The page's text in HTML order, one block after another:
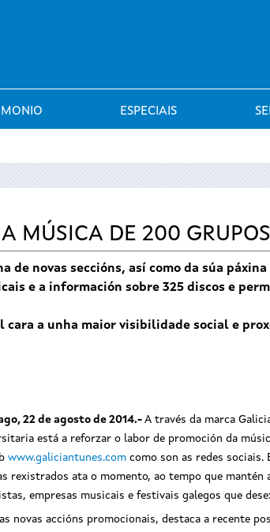
ESPECIAIS
MÚSICA DE 200
de novas seccións, así como da súa
e a información sobre 325 discos e
a unha maior visibilidade social e
22 de agosto de 2014.- A través da marca
está a reforzar o labor de promoción da
www.galiciantunes.com como son as redes
rexistrados ata o momento, ao tempo que
empresas musicais e festivais galegos que
novas accións promocionais, destaca a recente